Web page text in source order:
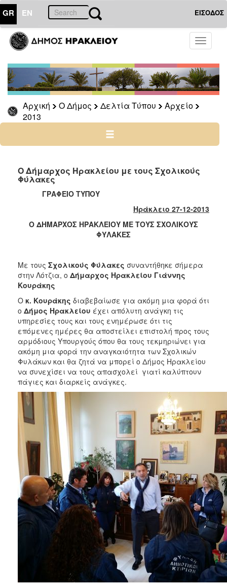
GR EN ΕΙΣΟΔΟΣ
Toggle
Αρχική Ο Δήμος Δελτία Τύπου
Αρχείο
2013
ΔΗΜΟΣ
Δελτία
Τύπου
Αρχείο
2026
2025
2022
2021
2020
2018
2015
2013
2012
2011
2010
2006
ΤΟΠΟΣ
ΠΟΛΙΤΙΣΜΟΣ
ΑΝΘΕΚΤΙΚΗ
ΠΟΛΗ
Ο Δήμαρχος Ηρακλείου με τους Σχολικούς
Φύλακες
ΓΡΑΦΕΙΟ ΤΥΠΟΥ
Ηράκλειο 27-12-2013
Ο ΔΗΜΑΡΧΟΣ ΗΡΑΚΛΕΙΟΥ ΜΕ ΤΟΥΣ ΣΧΟΛΙΚΟΥΣ
ΦΥΛΑΚΕΣ
Με τους Σχολικούς Φύλακες συναντήθηκε σήμερα
στην Λότζια, ο Δήμαρχος Ηρακλείου Γιάννης
Κουράκης
Ο κ. Κουράκης διαβεβαίωσε για ακόμη μια φορά ότι
ο Δήμος Ηρακλείου έχει απόλυτη ανάγκη τις
υπηρεσίες τους και τους ενημέρωσε ότι τις
επόμενες ημέρες θα αποστείλει επιστολή προς τους
αρμόδιους Υπουργούς όπου θα τους τεκμηριώνει για
ακόμη μια φορά την αναγκαιότητα των Σχολικών
Φυλάκων και θα ζητά να μπορεί ο Δήμος Ηρακλείου
να συνεχίσει να τους απασχολεί γιατί καλύπτουν
πάγιες και διαρκείς ανάγκες.